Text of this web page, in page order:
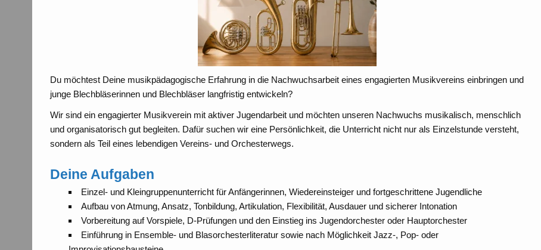
Du möchtest Deine musikpädagogische Erfahrung in die Nachwuchsarbeit eines engagierten Musikvereins einbringen und
junge Blechbläserinnen und Blechbläser langfristig entwickeln?
Wir sind ein engagierter Musikverein mit aktiver Jugendarbeit und möchten unseren Nachwuchs musikalisch, menschlich
und organisatorisch gut begleiten. Dafür suchen wir eine Persönlichkeit, die Unterricht nicht nur als Einzelstunde versteht,
sondern als Teil eines lebendigen Vereins- und Orchesterwegs.
Deine Aufgaben
Einzel- und Kleingruppenunterricht für Anfängerinnen, Wiedereinsteiger und fortgeschrittene Jugendliche
Aufbau von Atmung, Ansatz, Tonbildung, Artikulation, Flexibilität, Ausdauer und sicherer Intonation
Vorbereitung auf Vorspiele, D-Prüfungen und den Einstieg ins Jugendorchester oder Hauptorchester
Einführung in Ensemble- und Blasorchesterliteratur sowie nach Möglichkeit Jazz-, Pop- oder